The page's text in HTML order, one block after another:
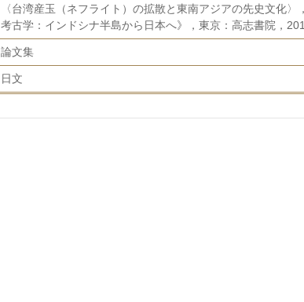
〈台湾産玉（ネフライト）の拡散と東南アジアの先史文化
考古学：インドシナ半島から日本へ》，東京：高志書院，
論文集
日文